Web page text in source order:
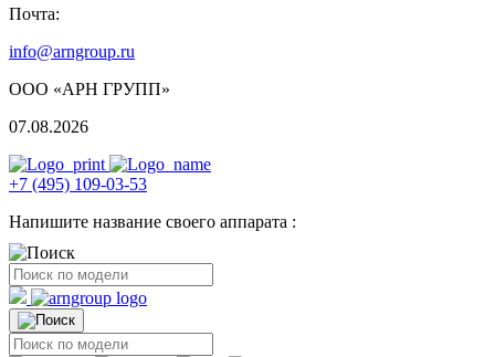
Почта:
info@arngroup.ru
ООО «АРН ГРУПП»
07.08.2026
+7 (495) 109-03-53
Напишите название своего аппарата :